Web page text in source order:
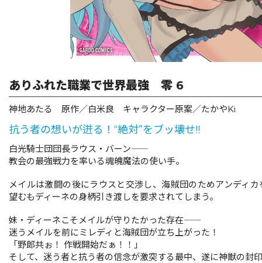
コミックエッセイ
閉じる
ありふれた職業で世界最強 零 6
神地あたる 原作／白米良 キャラクター原案／たかやKi
抗う者の想いが迸る！“絶対”をブッ壊せ!!
白光騎士団団長ラウス・バーン――
教会の最強戦力を率いる魂魄魔法の使い手。
メイルは激闘の後にラウスと交渉し、海賊団のためアンディ
望むもディーネの身柄引き渡しを要求されてしまう。
妹・ディーネこそメイルが守りたかった存在――
迷うメイルを前にミレディと海賊団が立ち上がった！
「野郎共ぉ！ 作戦開始だぁ！！」
そして、迷う者と抗う者の信念が激突する最中、遂に神獣の封印